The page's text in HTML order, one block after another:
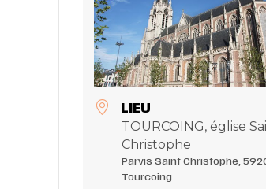
LIEU
TOURCOING, église
Christophe
Parvis Saint Christophe,
Tourcoing